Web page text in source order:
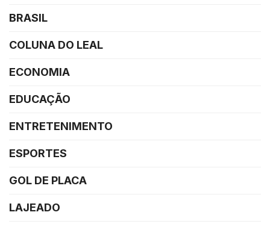
BRASIL
COLUNA DO LEAL
ECONOMIA
EDUCAÇÃO
ENTRETENIMENTO
ESPORTES
GOL DE PLACA
LAJEADO